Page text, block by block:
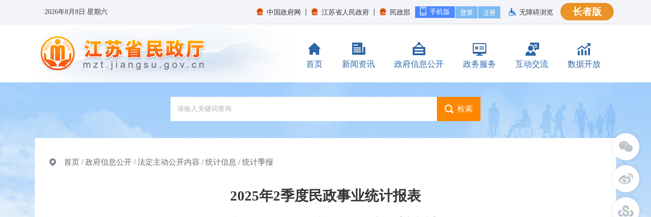
2026年8月8日 星期六 长者版
无障碍浏览
手机版
中国政府网 江苏省人民政府 民政部
首页 新闻资讯 政府信息公开 政务服务 互动交流 数据开放
首页 /政府信息公开 /法定主动公开内容 /统计信息 /统计季报
2025年2季度民政事业统计报表